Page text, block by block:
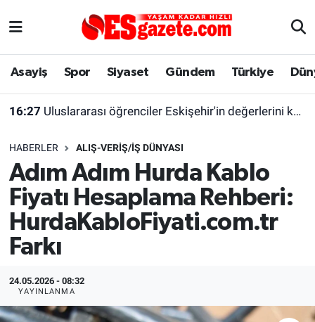
Asayiş Spor Siyaset Gündem Türkiye
16:27 Uluslararası öğrenciler Eskişehir'in değerlerini keşfetti
HABERLER ALIŞ-VERIŞ/İŞ DÜNYASI
Adım Adım Hurda Kablo
Fiyatı Hesaplama Rehberi:
HurdaKabloFiyati.com.tr
Farkı
24.05.2026 - 08:32
YAYINLANMA
Asayiş
Gündem
Türkiye
Dünya
Alış-Veriş/İş dünyası
Yaşam
Eskişehirspor Arşivi
Eskişehir Arşivi
Röportaj
Kültür Sanat
Eskişehir Nöbetçi Eczaneler
Süper Lig Puan Durumu ve Fikstür
Tüm Manşetler
Son Dakika Haberleri